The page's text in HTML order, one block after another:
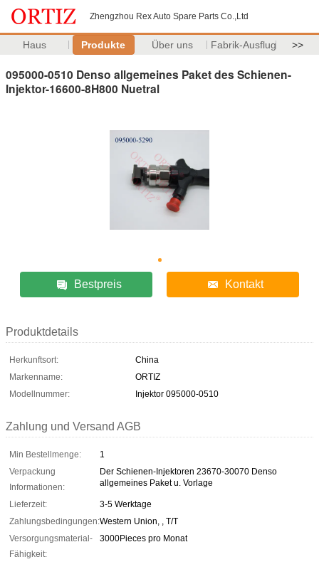
Zhengzhou Rex Auto Spare Parts Co.,Ltd
Haus Produkte Über uns Fabrik-Ausflug >>
095000-0510 Denso allgemeines Paket des Schienen-
Injektor-16600-8H800 Nuetral
Bestpreis Kontakt
Produktdetails
Herkunftsort:
China
Markenname:
ORTIZ
Modellnummer:
Injektor 095000-0510
Zahlung und Versand AGB
Min Bestellmenge:
1
Verpackung
Informationen:
Der Schienen-Injektoren 23670-30070 Denso
allgemeines Paket u. Vorlage
Lieferzeit:
3-5 Werktage
Zahlungsbedingungen:Western Union, , T/T
Versorgungsmaterial-
Fähigkeit:
3000Pieces pro Monat